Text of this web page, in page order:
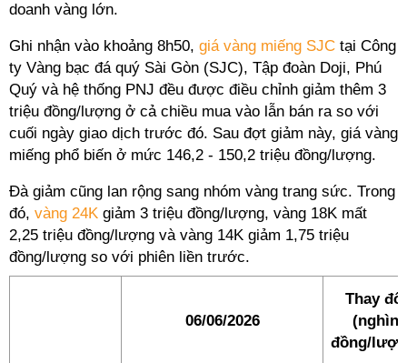
doanh vàng lớn.
Ghi nhận vào khoảng 8h50, giá vàng miếng SJC tại Công
ty Vàng bạc đá quý Sài Gòn (SJC), Tập đoàn Doji, Phú
Quý và hệ thống PNJ đều được điều chỉnh giảm thêm 3
triệu đồng/lượng ở cả chiều mua vào lẫn bán ra so với
cuối ngày giao dịch trước đó. Sau đợt giảm này, giá vàng
miếng phổ biến ở mức 146,2 - 150,2 triệu đồng/lượng.
Đà giảm cũng lan rộng sang nhóm vàng trang sức. Trong
đó, vàng 24K giảm 3 triệu đồng/lượng, vàng 18K mất
2,25 triệu đồng/lượng và vàng 14K giảm 1,75 triệu
đồng/lượng so với phiên liền trước.
06/06/2026
Thay đổi
(nghìn
đồng/